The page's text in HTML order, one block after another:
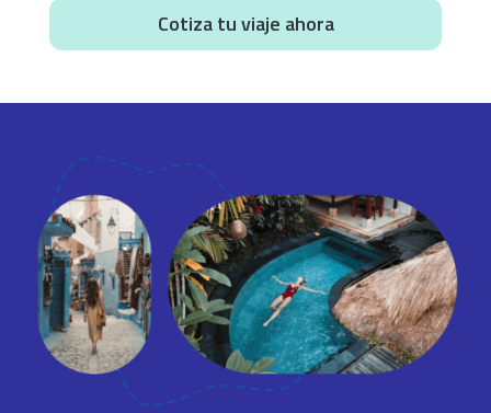
Cotiza tu viaje ahora